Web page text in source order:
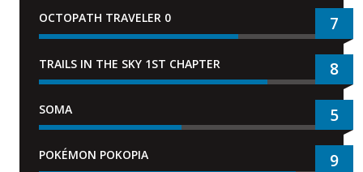
OCTOPATH TRAVELER 0 7
TRAILS IN THE SKY 1ST CHAPTER 8
SOMA 5
POKÉMON POKOPIA 9